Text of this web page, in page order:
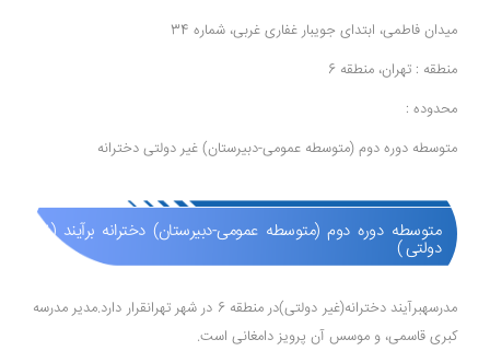
میدان فاطمی، ابتدای جویبار غفاری غربی، شماره 34
منطقه : تهران، منطقه 6
محدوده :
متوسطه دوره دوم (متوسطه عمومی-دبیرستان) غیر دولتی دخترانه
متوسطه دوره دوم (متوسطه عمومی-دبیرستان) دخترانه برآیند (غیر
دولتی )
مدرسهبرآیند دخترانه(غیر دولتی)در منطقه 6 در شهر تهرانقرار دارد.مدیر مدرسه
کبری قاسمی، و موسس آن پرویز دامغانی است.